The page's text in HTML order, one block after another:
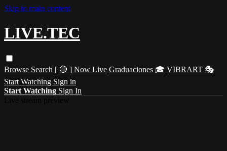
Skip to main content
LIVE.TEC
Browse Search [ 🔴 ] Now Live Graduaciones 🎓 VIBRART 🎭
Start Watching Sign in
Start Watching Sign In